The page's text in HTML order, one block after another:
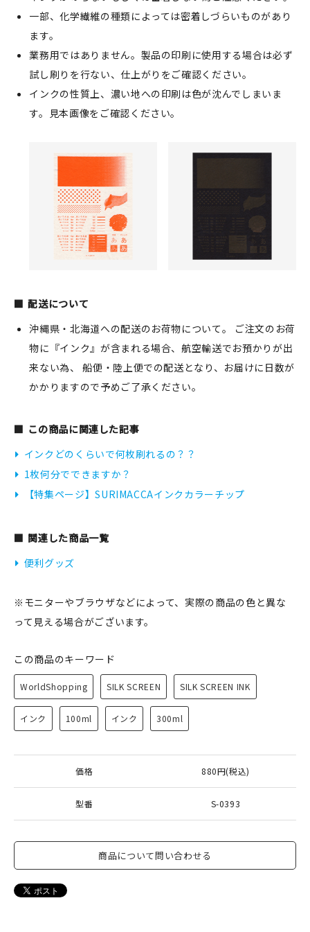
一部、化学繊維の種類によっては密着しづらいものがあり
ます。
業務用ではありません。製品の印刷に使用する場合は必ず
試し刷りを行ない、仕上がりをご確認ください。
インクの性質上、濃い地への印刷は色が沈んでしまいま
す。見本画像をご確認ください。
配送について
沖縄県・北海道への配送のお荷物について。 ご注文のお荷
物に『インク』が含まれる場合、航空輸送でお預かりが出
来ない為、 船便・陸上便での配送となり、お届けに日数が
かかりますので予めご了承ください。
この商品に関連した記事
インクどのくらいで何枚刷れるの？？
1枚何分でできますか？
【特集ページ】SURIMACCAインクカラーチップ
関連した商品一覧
便利グッズ
※モニターやブラウザなどによって、実際の商品の色と異な
って見える場合がございます。
この商品のキーワード
WorldShopping SILK SCREEN SILK SCREEN INK
インク 100ml インク 300ml
価格 880円(税込)
型番 S-0393
商品について問い合わせる